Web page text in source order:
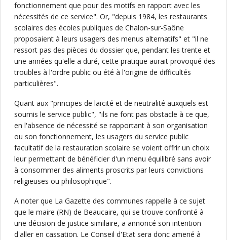
fonctionnement que pour des motifs en rapport avec les
nécessités de ce service". Or, "depuis 1984, les restaurants
scolaires des écoles publiques de Chalon-sur-Saône
proposaient à leurs usagers des menus alternatifs" et "il ne
ressort pas des pièces du dossier que, pendant les trente et
une années qu'elle a duré, cette pratique aurait provoqué des
troubles à l'ordre public ou été à l'origine de difficultés
particulières".
Quant aux "principes de laïcité et de neutralité auxquels est
soumis le service public", "ils ne font pas obstacle à ce que,
en l'absence de nécessité se rapportant à son organisation
ou son fonctionnement, les usagers du service public
facultatif de la restauration scolaire se voient offrir un choix
leur permettant de bénéficier d'un menu équilibré sans avoir
à consommer des aliments proscrits par leurs convictions
religieuses ou philosophique".
A noter que La Gazette des communes rappelle à ce sujet
que le maire (RN) de Beaucaire, qui se trouve confronté à
une décision de justice similaire, a annoncé son intention
d'aller en cassation. Le Conseil d'Etat sera donc amené à